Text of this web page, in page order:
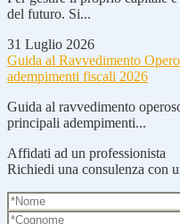
del futuro. Si...
31 Luglio 2026
Guida al Ravvedimento
adempimenti fiscali 2026
Guida al ravvedimento
principali adempimenti...
Affidati ad un professionista
Richiedi una consulenza con